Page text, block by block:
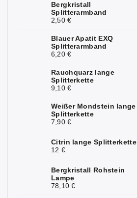
0
1
0
0
0
Mondstein
0
0
Bergkristall
Splitterarmband
2,50 €
Blauer Apatit EXQ
Splitterarmband
6,20 €
Rauchquarz lange
Splitterkette
9,10 €
Weißer Mondstein lange
Splitterkette
7,90 €
Citrin lange Splitterkette
12 €
Bergkristall Rohstein
Lampe
78,10 €